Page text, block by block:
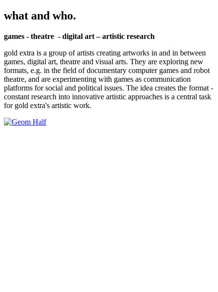
what and who.
games - theatre - digital art – artistic research
gold extra is a group of artists creating artworks in and in between
games, digital art, theatre and visual arts. They are exploring new
formats, e.g. in the field of documentary computer games and robot
theatre, and are experimenting with games as communication
platforms for social and political issues. The idea creates the format -
constant research into innovative artistic approaches is a central task
for gold extra's artistic work.